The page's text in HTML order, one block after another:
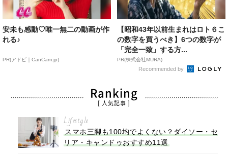
安未も感動♡唯一無二の動画が作
れる♪
PR(アドビ｜CanCam.jp)
【昭和43年以前生まれはロト６こ
の数字を買うべき】6つの数字が
「完全一致」する方...
PR(株式会社MURA)
Recommended by
Ranking
[ 人気記事 ]
Lifestyle
スマホ三脚も100均でよくない？ダイソー・セ
リア・キャンドゥおすすめ11選